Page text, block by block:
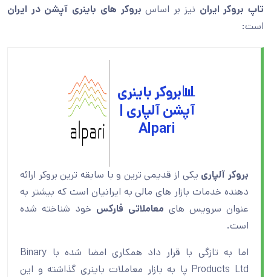
تاپ بروکر ایران نیز بر اساس بروکر های باینری آپشن در ایران
است:
📊بروکر باینری
آپشن آلپاری |
Alpari
بروکر آلپاری یکی از قدیمی ترین و با سابقه ترین بروکر ارائه
دهنده خدمات بازار های مالی به ایرانیان است که بیشتر به
عنوان سرویس های معاملاتی فارکس خود شناخته شده
است.
اما به تازگی با قرار داد همکاری امضا شده با Binary
Products Ltd پا به بازار معاملات باینری گذاشته و این